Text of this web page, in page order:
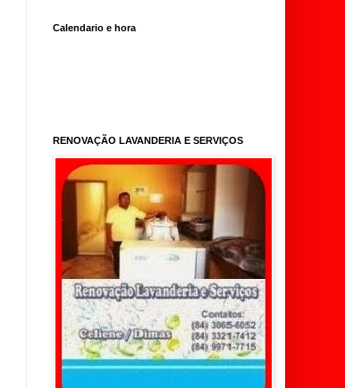
Calendario e hora
RENOVAÇÃO LAVANDERIA E SERVIÇOS